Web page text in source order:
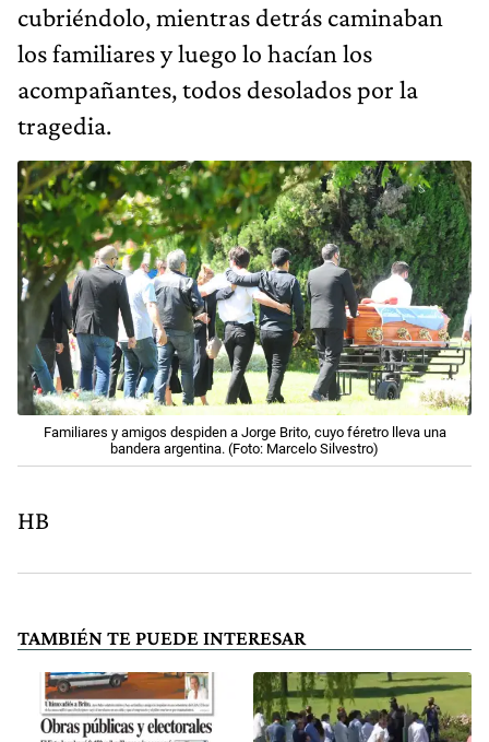
cubriéndolo, mientras detrás caminaban
los familiares y luego lo hacían los
acompañantes, todos desolados por la
tragedia.
Familiares y amigos despiden a Jorge Brito, cuyo féretro lleva una
bandera argentina. (Foto: Marcelo Silvestro)
HB
TAMBIÉN TE PUEDE INTERESAR